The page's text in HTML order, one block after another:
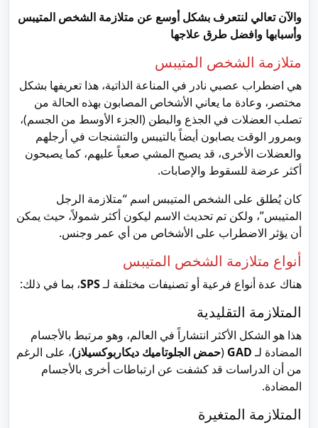
والآن تعالي لنتعرف بشكل أوسع عن متلازمة الشخص المتيبس
وأسبابها وافضل طرق علاجها
متلازمة الشخص المتيبس
هي اضطراب عصبي نادر في المناعة الذاتية، هذا تعريفها بشكل
مختصر، وعادة ما يعاني الأشخاص المصابون بهذه الحالة من
تصلب العضلات في الجذع والبطن (الجزء الأوسط من الجسم)،
وبمرور الوقت يصابون أيضاً بالتيبس والتشنجات في أرجلهم
والعضلات الأخرى، قد يصبح المشي صعباً عليهم، كما يصبحون
أكثر عرضة للسقوط والإصابات.
كان يُطلق على الشخص المتيبس اسم “متلازمة الرجل
المتيبس”، ولكن تم تحديث الاسم ليكون أكثر شمولاً، حيث يمكن
أن يؤثر الاضطراب على الأشخاص من أي عمر وجنس.
أنواع متلازمة الشخص المتيبس
هناك عدة أنواع فرعية أو تصنيفات مختلفة لـSPS، بما في ذلك:
المتلازمة التقليدية
هذا هو الشكل الأكثر انتشاراً في العالم، وهو مرتبط بالأجسام
المضادة لـGAD
(حمض الجلوتاميك ديكاربوكسيلاز)، على الرغم
من أن الدراسات قد كشفت عن ارتباطات أخرى بالأجسام
المضادة.
المتلازمة المتغيرة